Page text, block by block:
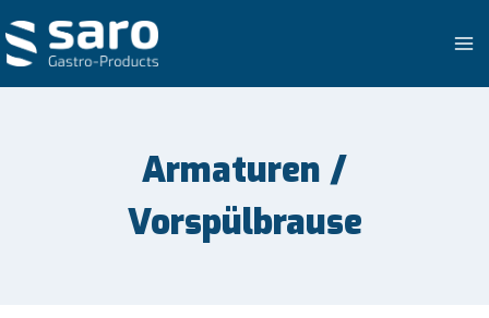
Inhalt
springen
Armaturen /
Vorspülbrause